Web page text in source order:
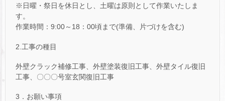
※日曜・祭日を休日とし、土曜は原則として作業いたしま
す。
作業時間：9:00～18：00頃まで(準備、片づけを含む)
2.工事の種目
外壁クラック補修工事、外壁塗装復旧工事、外壁タイル復旧
工事、〇〇〇号室玄関復旧工事
3．お願い事項